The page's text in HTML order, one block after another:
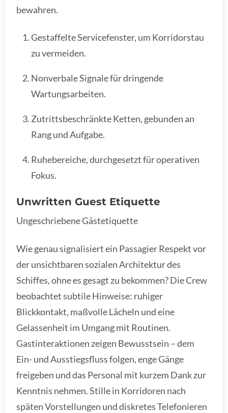
bewahren.
Gestaffelte Servicefenster, um Korridorstau
zu vermeiden.
Nonverbale Signale für dringende
Wartungsarbeiten.
Zutrittsbeschränkte Ketten, gebunden an
Rang und Aufgabe.
Ruhebereiche, durchgesetzt für operativen
Fokus.
Unwritten Guest Etiquette
Ungeschriebene Gästetiquette
Wie genau signalisiert ein Passagier Respekt vor
der unsichtbaren sozialen Architektur des
Schiffes, ohne es gesagt zu bekommen? Die Crew
beobachtet subtile Hinweise: ruhiger
Blickkontakt, maßvolle Lächeln und eine
Gelassenheit im Umgang mit Routinen.
Gastinteraktionen zeigen Bewusstsein – dem
Ein- und Ausstiegsfluss folgen, enge Gänge
freigeben und das Personal mit kurzem Dank zur
Kenntnis nehmen. Stille in Korridoren nach
späten Vorstellungen und diskretes Telefonieren